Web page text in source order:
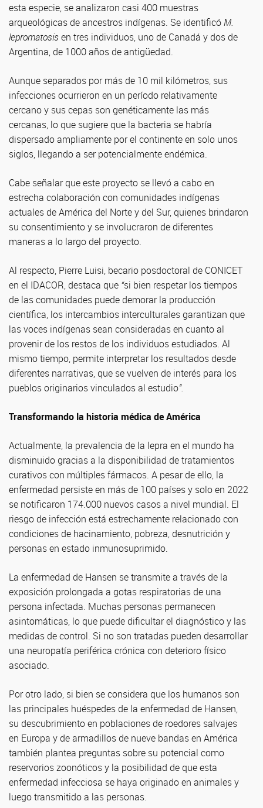
esta especie, se analizaron casi 400 muestras
arqueológicas de ancestros indígenas. Se identificóM.
lepromatosisen tres individuos, uno de Canadá y dos de
Argentina, de 1000 años de antigüedad.
Aunque separados por más de 10 mil kilómetros, sus
infecciones ocurrieron en un período relativamente
cercano y sus cepas son genéticamente las más
cercanas, lo que sugiere que la bacteria se habría
dispersado ampliamente por el continente en solo unos
siglos, llegando a ser potencialmente endémica.
Cabe señalar que este proyecto se llevó a cabo en
estrecha colaboración con comunidades indígenas
actuales de América del Norte y del Sur, quienes brindaron
su consentimiento y se involucraron de diferentes
maneras a lo largo del proyecto.
Al respecto, Pierre Luisi, becario posdoctoral de CONICET
en el IDACOR, destaca que “si bien respetar los tiempos
de las comunidades puede demorar la producción
científica, los intercambios interculturales garantizan que
las voces indígenas sean consideradas en cuanto al
provenir de los restos de los individuos estudiados. Al
mismo tiempo, permite interpretar los resultados desde
diferentes narrativas, que se vuelven de interés para los
pueblos originarios vinculados al estudio”.
Transformando la historia médica de América
Actualmente, la prevalencia de la lepra en el mundo ha
disminuido gracias a la disponibilidad de tratamientos
curativos con múltiples fármacos. A pesar de ello, la
enfermedad persiste en más de 100 países y solo en 2022
se notificaron 174.000 nuevos casos a nivel mundial. El
riesgo de infección está estrechamente relacionado con
condiciones de hacinamiento, pobreza, desnutrición y
personas en estado inmunosuprimido.
La enfermedad de Hansen se transmite a través de la
exposición prolongada a gotas respiratorias de una
persona infectada. Muchas personas permanecen
asintomáticas, lo que puede dificultar el diagnóstico y las
medidas de control. Si no son tratadas pueden desarrollar
una neuropatía periférica crónica con deterioro físico
asociado.
Por otro lado, si bien se considera que los humanos son
las principales huéspedes de la enfermedad de Hansen,
su descubrimiento en poblaciones de roedores salvajes
en Europa y de armadillos de nueve bandas en América
también plantea preguntas sobre su potencial como
reservorios zoonóticos y la posibilidad de que esta
enfermedad infecciosa se haya originado en animales y
luego transmitido a las personas.